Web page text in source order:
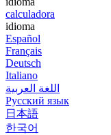
calculadora
idioma
Español
Français
Deutsch
Italiano
اللغة العربية
Русский язык
日本語
한국어